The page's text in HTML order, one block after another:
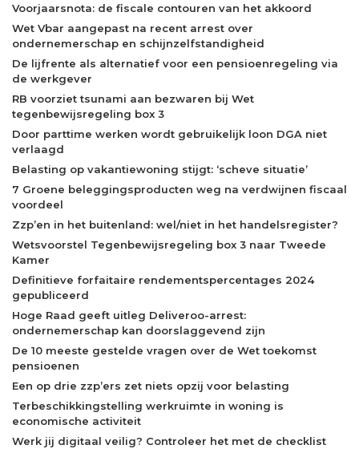
Voorjaarsnota: de fiscale contouren van het akkoord
Wet Vbar aangepast na recent arrest over
ondernemerschap en schijnzelfstandigheid
De lijfrente als alternatief voor een pensioenregeling via
de werkgever
RB voorziet tsunami aan bezwaren bij Wet
tegenbewijsregeling box 3
Door parttime werken wordt gebruikelijk loon DGA niet
verlaagd
Belasting op vakantiewoning stijgt: ‘scheve situatie’
7 Groene beleggingsproducten weg na verdwijnen fiscaal
voordeel
Zzp’en in het buitenland: wel/niet in het handelsregister?
Wetsvoorstel Tegenbewijsregeling box 3 naar Tweede
Kamer
Definitieve forfaitaire rendementspercentages 2024
gepubliceerd
Hoge Raad geeft uitleg Deliveroo-arrest:
ondernemerschap kan doorslaggevend zijn
De 10 meeste gestelde vragen over de Wet toekomst
pensioenen
Een op drie zzp’ers zet niets opzij voor belasting
Terbeschikkingstelling werkruimte in woning is
economische activiteit
Werk jij digitaal veilig? Controleer het met de checklist